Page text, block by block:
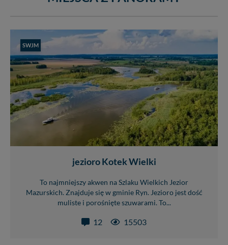
SWJM
jezioro Kotek Wielki
To najmniejszy akwen na Szlaku Wielkich Jezior
Mazurskich. Znajduje się w gminie Ryn. Jezioro jest dość
muliste i porośnięte szuwarami. To...
12 15503
Wiejska 17, 11-500 Giżycko. Możesz z nami
W każdej chwili możesz: zażądać dostępu do swoich
danych, zażądać ich poprawienia lub usunięcia,
zabronić ich przetwarzania. Pamiętaj jednak, że nie
zawsze jest możliwe techniczne zrealizowanie Twoich
praw w odniesieniu do informacji zawartych w plikach
cookies. Twoja przeglądarka umożliwia Ci skasowanie
tych plików - w pewnych przypadkach nie możemy tego
zrobić za Ciebie.
Dziękujemy, i życzmy miłego odkrywania Mazur na